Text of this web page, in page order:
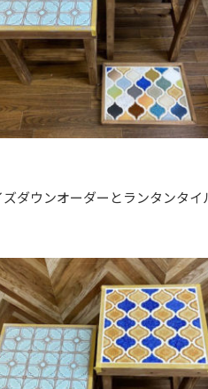
ダウンオーダーとランタンタ